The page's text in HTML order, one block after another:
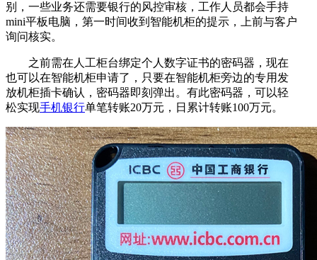
别，一些业务还需要银行的风控审核，工作人员都会手持
mini平板电脑，第一时间收到智能机柜的提示，上前与客户
询问核实。
之前需在人工柜台绑定个人数字证书的密码器，现在
也可以在智能机柜申请了，只要在智能机柜旁边的专用发
放机柜插卡确认，密码器即刻弹出。有此密码器，可以轻
松实现手机银行单笔转账20万元，日累计转账100万元。